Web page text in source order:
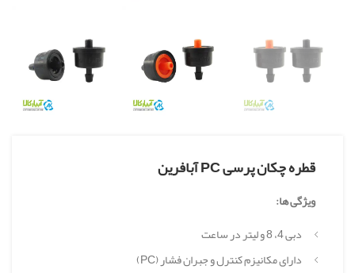
قطره چکان پرسی PC آبافرین
ویژگی ها:
دبی 4، 8 و لیتر در ساعت
دارای مکانیزم کنترل و جبران فشار (PC)